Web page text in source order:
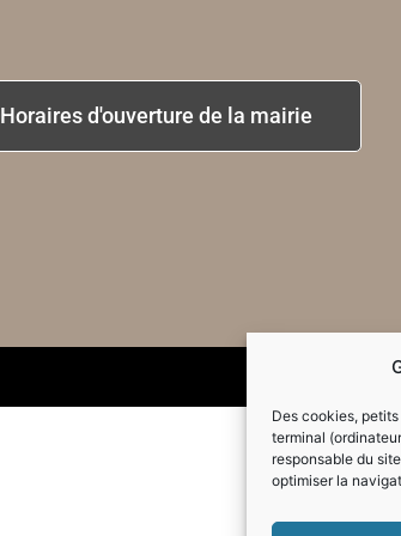
Des cookies,
terminal
responsable du
optimiser la
Horaires d'ouverture de la mairie